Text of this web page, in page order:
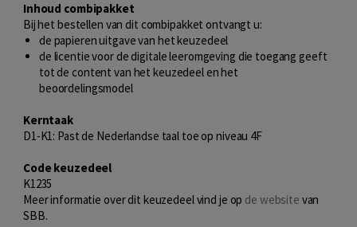
Inhoud combipakket
Bij het bestellen van dit combipakket ontvangt u:
de papieren uitgave van het keuzedeel
de licentie voor de digitale leeromgeving die toegang geeft
tot de content van het keuzedeel en het
beoordelingsmodel
Kerntaak
D1-K1: Past de Nederlandse taal toe op niveau 4F
Code keuzedeel
K1235
Meer informatie over dit keuzedeel vind je op de website van
SBB.